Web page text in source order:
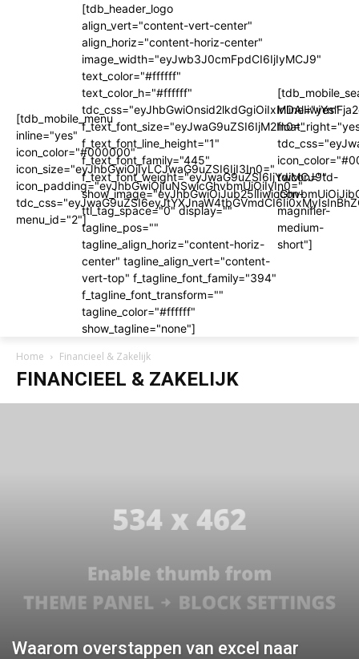
[tdb_mobile_menu
inline="yes"
icon_color="#000000"
icon_size="eyJhbGwiOjIyLCJwaG9uZSI6IjI3In0="
icon_padding="eyJhbGwiOjIuNSwicGhvbmUiOiIyIn0="
menu_id="2"]
[tdb_header_logo
align_vert="content-vert-center"
align_horiz="content-horiz-center"
image_width="eyJwb3J0cmFpdCI6IjIyMCJ9"
text_color="#ffffff"
text_color_h="#ffffff"
f_text_font_size="eyJwaG9uZSI6IjM2In0="
f_text_font_line_height="1"
f_text_font_family="445"
f_text_font_weight="eyJwaG9uZSI6IjYwMCJ9"
ttl_tag_space="0" display=""
tagline_pos=""
tagline_align_horiz="content-horiz-
center" tagline_align_vert="content-
vert-top" f_tagline_font_family="394"
f_tagline_font_transform=""
tagline_color="#ffffff"
show_tagline="none"]
inline="yes"
tdicon="td-
icon-
magnifier-
medium-
short"]
Home Financieel & Zakelijk
FINANCIEEL & ZAKELIJK
Waarom overstappen van excel naar